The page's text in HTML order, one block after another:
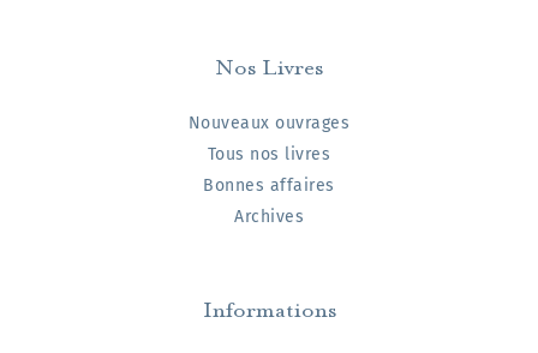
Nos Livres
Nouveaux ouvrages
Tous nos livres
Bonnes affaires
Archives
Informations